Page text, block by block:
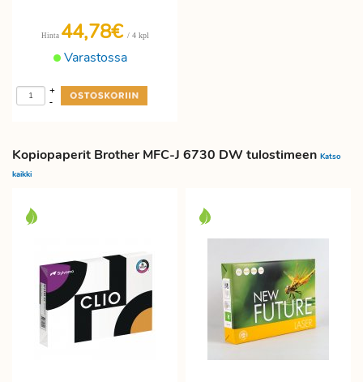
Varastossa
Hinta 44,78€ / 4 kpl
-
+
Kopiopaperit Brother MFC-J 6730 DW tulostimeen Katso
kaikki